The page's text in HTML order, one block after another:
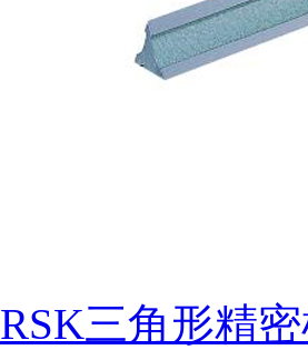
RSK三角形精